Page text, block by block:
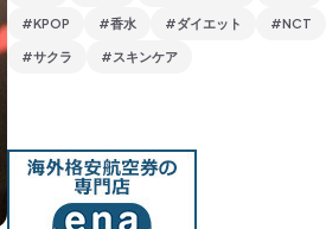
#KPOP #香水 #ダイエット #NCT
#サクラ #スキンケア